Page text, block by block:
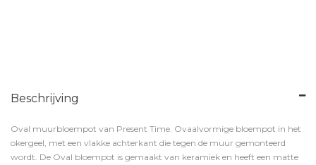
Beschrijving
Oval muurbloempot van Present Time. Ovaalvormige bloempot in het
okergeel, met een vlakke achterkant die tegen de muur gemonteerd
wordt. De Oval bloempot is gemaakt van keramiek en heeft een matte